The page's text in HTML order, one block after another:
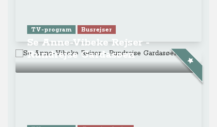
TV-program Busrejser
Se Anne-Vibeke Rejser -
Rundrejse Gardasøen